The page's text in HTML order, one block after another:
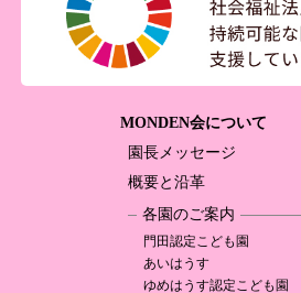
MONDEN会について
園長メッセージ
概要と沿革
各園のご案内
門田認定こども園
あいはうす
ゆめはうす認定こども園